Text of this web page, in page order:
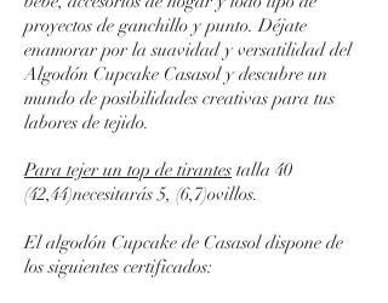
proyectos de ganchillo y punto. Déjate
enamorar por la suavidad y versatilidad del
Algodón Cupcake Casasol y descubre un
mundo de posibilidades creativas para tus
labores de tejido.
Para tejer un top de tirantes talla 40
(42,44)necesitarás 5, (6,7)ovillos.
El algodón Cupcake de Casasol dispone de
los siguientes certificados: